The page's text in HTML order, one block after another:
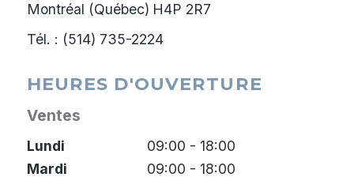
Montréal (Québec) H4P 2R7
Tél. : (514) 735-2224
HEURES D'OUVERTURE
Ventes
Lundi
09:00 - 18:00
Mardi
09:00 - 18:00